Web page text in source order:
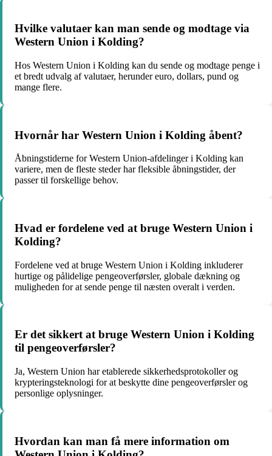
Hvilke valutaer kan man sende og modtage via
Western Union i Kolding?
Hos Western Union i Kolding kan du sende og modtage penge i
et bredt udvalg af valutaer, herunder euro, dollars, pund og
mange flere.
Hvornår har Western Union i Kolding åbent?
Åbningstiderne for Western Union-afdelinger i Kolding kan
variere, men de fleste steder har fleksible åbningstider, der
passer til forskellige behov.
Hvad er fordelene ved at bruge Western Union i
Kolding?
Fordelene ved at bruge Western Union i Kolding inkluderer
hurtige og pålidelige pengeoverførsler, globale dækning og
muligheden for at sende penge til næsten overalt i verden.
Er det sikkert at bruge Western Union i Kolding
til pengeoverførsler?
Ja, Western Union har etablerede sikkerhedsprotokoller og
krypteringsteknologi for at beskytte dine pengeoverførsler og
personlige oplysninger.
Hvordan kan man få mere information om